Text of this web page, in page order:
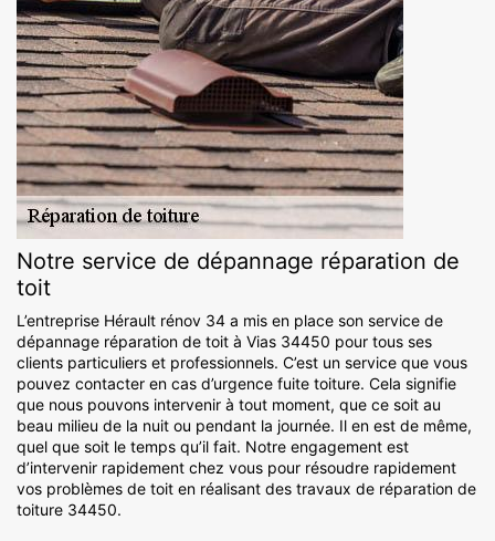
Notre service de dépannage réparation de
toit
L’entreprise Hérault rénov 34 a mis en place son service de
dépannage réparation de toit à Vias 34450 pour tous ses
clients particuliers et professionnels. C’est un service que vous
pouvez contacter en cas d’urgence fuite toiture. Cela signifie
que nous pouvons intervenir à tout moment, que ce soit au
beau milieu de la nuit ou pendant la journée. Il en est de même,
quel que soit le temps qu’il fait. Notre engagement est
d’intervenir rapidement chez vous pour résoudre rapidement
vos problèmes de toit en réalisant des travaux de réparation de
toiture 34450.